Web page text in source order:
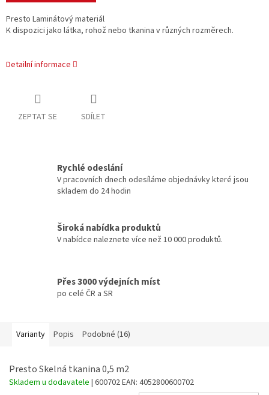
Presto Laminátový materiál
K dispozici jako látka, rohož nebo tkanina v různých rozměrech.
Detailní informace
ZEPTAT SE SDÍLET
Rychlé odeslání
V pracovních dnech odesíláme objednávky které jsou
skladem do 24 hodin
Široká nabídka produktů
V nabídce naleznete více než 10 000 produktů.
Přes 3000 výdejních míst
po celé ČR a SR
Varianty Popis Podobné (16)
Presto Skelná tkanina 0,5 m2
Skladem u dodavatele | 600702EAN: 4052800600702